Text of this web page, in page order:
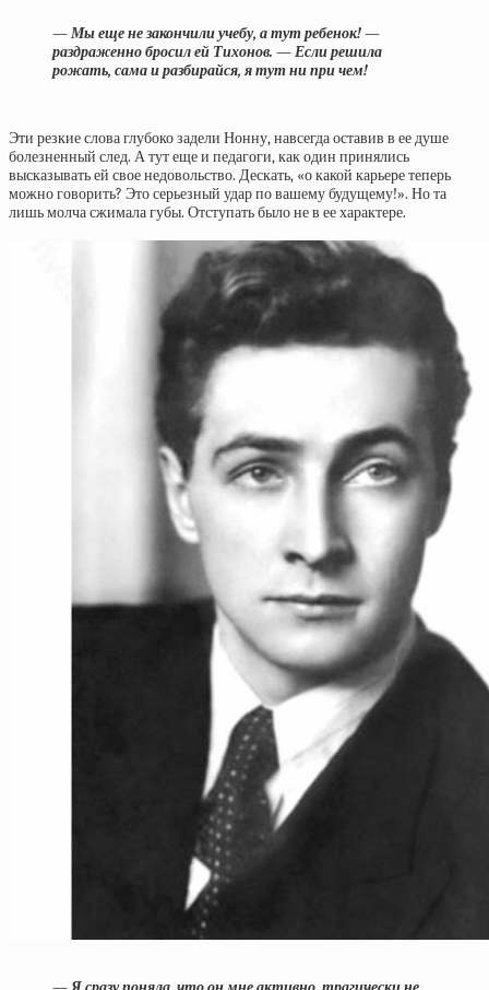
— Мы еще не закончили учебу, а тут ребенок! —
раздраженно бросил ей Тихонов. — Если решила
рожать, сама и разбирайся, я тут ни при чем!
Эти резкие слова глубоко задели Нонну, навсегда оставив в ее душе
болезненный след. А тут еще и педагоги, как один принялись
высказывать ей свое недовольство. Дескать, «о какой карьере теперь
можно говорить? Это серьезный удар по вашему будущему!». Но та
лишь молча сжимала губы. Отступать было не в ее характере.